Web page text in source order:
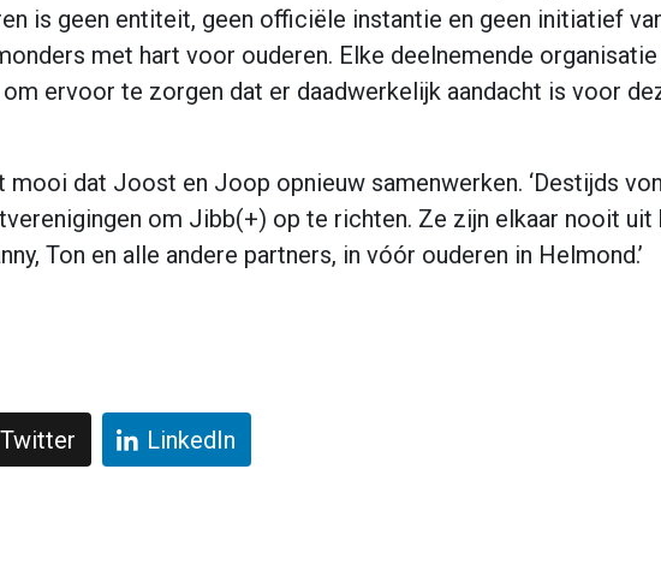
is geen entiteit, geen officiële instantie en geen initiatief
met hart voor ouderen. Elke deelnemende
ervoor te zorgen dat er daadwerkelijk aandacht is voor
dat Joost en Joop opnieuw samenwerken. ‘Destijds
om Jibb(+) op te richten. Ze zijn elkaar nooit
Ton en alle andere partners, in vóór ouderen in Helmond.’
Twitter LinkedIn